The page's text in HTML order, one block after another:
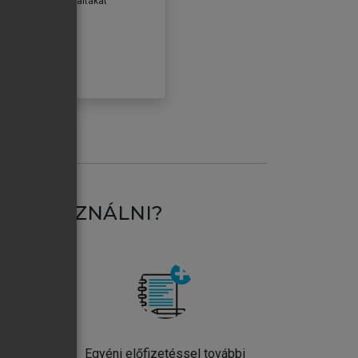
HASZNÁLNI?
Egyéni előfizetéssel további